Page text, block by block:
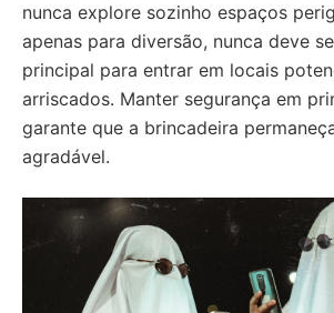
nunca explore sozinho espaços
apenas para diversão, nunca deve
principal para entrar em locais
arriscados. Manter segurança em
garante que a brincadeira
agradável.